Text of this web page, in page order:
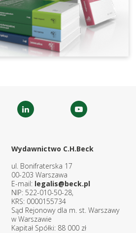
Wydawnictwo C.H.Beck
ul. Bonifraterska 17
00-203 Warszawa
E-mail: legalis@beck.pl
NIP: 522-010-50-28,
KRS: 0000155734
Sąd Rejonowy dla m. st. Warszawy
w Warszawie
Kapitał Spółki: 88 000 zł